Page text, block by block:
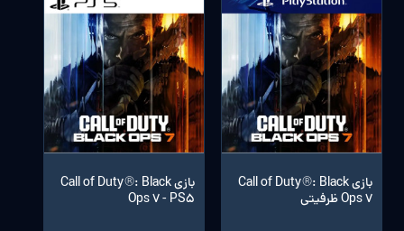
بازی Call of Duty®: Black
Ops 7 ظرفیتی
بازی Call of Duty®: Black
Ops 7 - PS5